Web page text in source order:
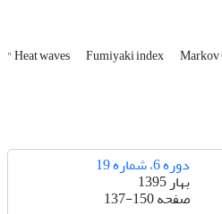
" Heat waves Fumiyaki index Markov
دوره 6، شماره 19
بهار 1395
صفحه137-150